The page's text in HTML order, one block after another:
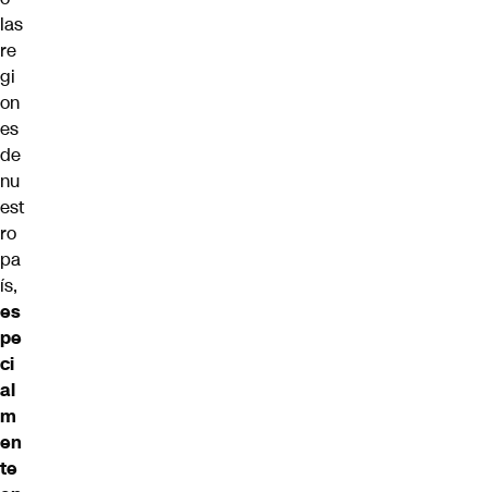
las
re
gi
on
es
de
nu
est
ro
pa
ís,
es
pe
ci
al
m
en
te